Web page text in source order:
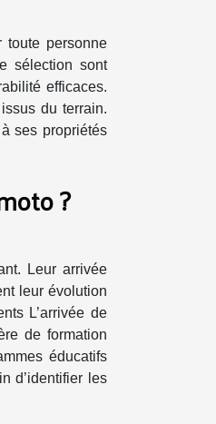
personne
sélection sont
efficaces.
du terrain.
ses propriétés
?
Leur arrivée
leur évolution
L’arrivée de
de formation
éducatifs
d’identifier les